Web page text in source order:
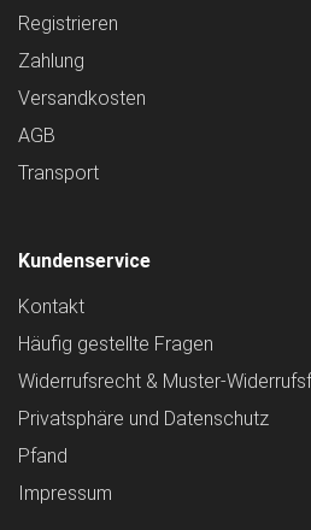
Registrieren
Zahlung
Versandkosten
AGB
Transport
Kundenservice
Kontakt
Häufig gestellte Fragen
Widerrufsrecht & Muster-
Privatsphäre und Datenschutz
Pfand
Impressum